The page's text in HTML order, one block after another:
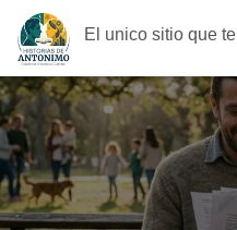
El unico sitio que